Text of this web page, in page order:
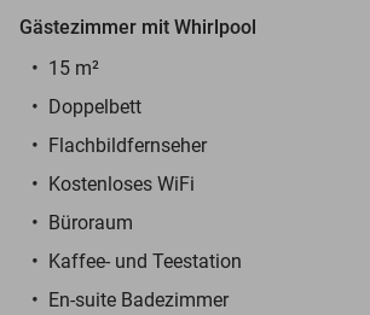
Gästezimmer mit Whirlpool
15 m²
Doppelbett
Flachbildfernseher
Kostenloses WiFi
Büroraum
Kaffee- und Teestation
En-suite Badezimmer